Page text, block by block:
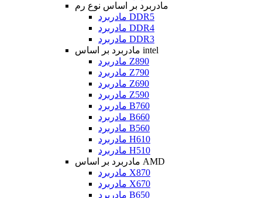
مادربرد بر اساس نوع رم
مادربرد DDR5
مادربرد DDR4
مادربرد DDR3
مادربرد بر اساس intel
مادربرد Z890
مادربرد Z790
مادربرد Z690
مادربرد Z590
مادربرد B760
مادربرد B660
مادربرد B560
مادربرد H610
مادربرد H510
مادربرد بر اساس AMD
مادربرد X870
مادربرد X670
مادربرد B650